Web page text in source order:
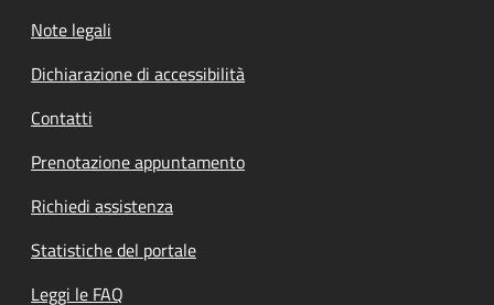
Note legali
Dichiarazione di accessibilità
Contatti
Prenotazione appuntamento
Richiedi assistenza
Statistiche del portale
Leggi le FAQ